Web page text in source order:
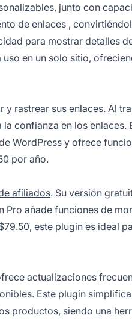
junto con
de enlaces ,
para mostrar detalles
en un solo sitio,
y rastrear sus enlaces. Al
confianza en los enlaces.
WordPress y ofrece
por año.
afiliados. Su versión
Pro añade funciones de
este plugin es ideal
actualizaciones
Este plugin
productos, siendo una